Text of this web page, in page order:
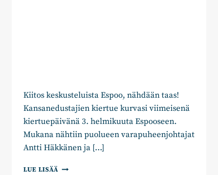
Kiitos keskusteluista Espoo, nähdään taas!
Kansanedustajien kiertue kurvasi viimeisenä
kiertuepäivänä 3. helmikuuta Espooseen.
Mukana nähtiin puolueen varapuheenjohtajat
Antti Häkkänen ja […]
LUE LISÄÄ EDUSTAJAT